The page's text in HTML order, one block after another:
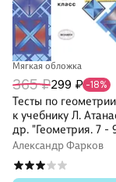
Мягкая обложка
365 ₽299 ₽ -18%
Тесты по
к учебнику Л.
др. "Геометрия. 7 -
7 - е изд., перераб.
Александр Фарков